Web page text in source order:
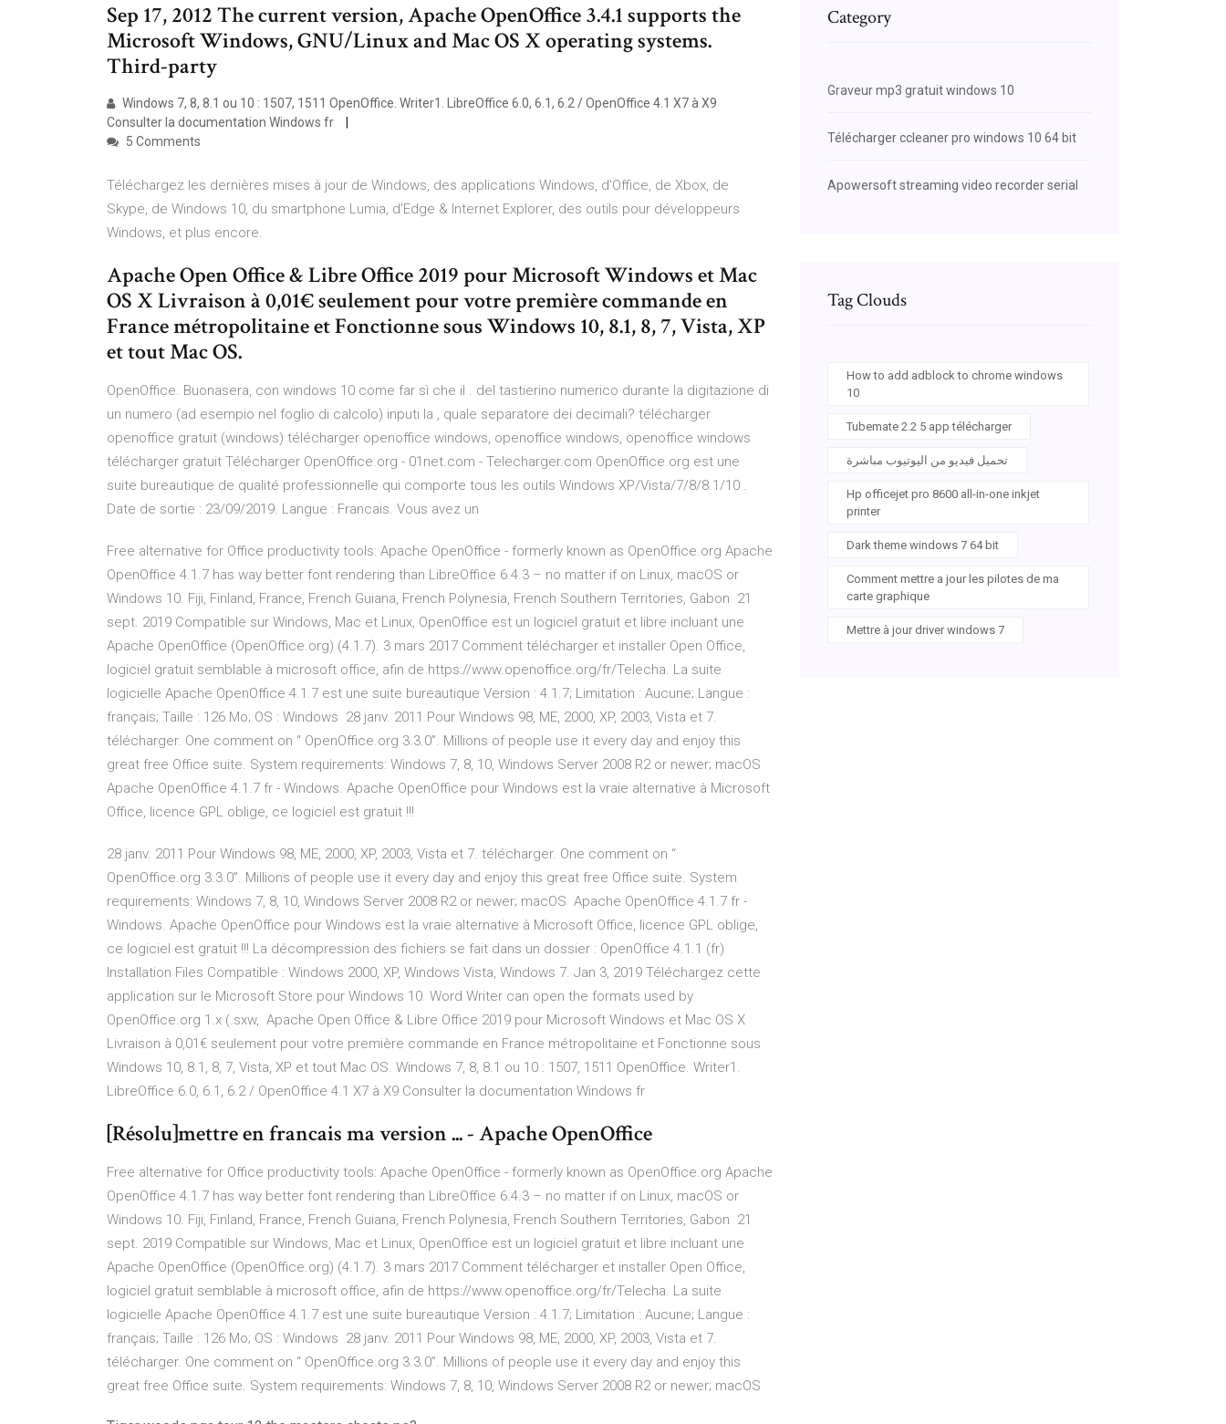
Sep 17, 2012 The current version, Apache OpenOffice 3.4.1 supports the
Microsoft Windows, GNU/Linux and Mac OS X operating systems.
Third-party
Windows 7, 8, 8.1 ou 10 : 1507, 1511 OpenOffice. Writer1. LibreOffice 6.0, 6.1, 6.2 / OpenOffice 4.1 X7 à X9
Consulter la documentation Windows fr
5 Comments
Téléchargez les dernières mises à jour de Windows, des applications Windows, d'Office, de Xbox, de
Skype, de Windows 10, du smartphone Lumia, d'Edge & Internet Explorer, des outils pour développeurs
Windows, et plus encore.
Apache Open Office & Libre Office 2019 pour Microsoft Windows et Mac
OS X Livraison à 0,01€ seulement pour votre première commande en
France métropolitaine et Fonctionne sous Windows 10, 8.1, 8, 7, Vista, XP
et tout Mac OS.
OpenOffice. Buonasera, con windows 10 come far sì che il . del tastierino numerico durante la digitazione di
un numero (ad esempio nel foglio di calcolo) inputi la , quale separatore dei decimali? télécharger
openoffice gratuit (windows) télécharger openoffice windows, openoffice windows, openoffice windows
télécharger gratuit Télécharger OpenOffice.org - 01net.com - Telecharger.com OpenOffice.org est une
suite bureautique de qualité professionnelle qui comporte tous les outils Windows XP/Vista/7/8/8.1/10 .
Date de sortie : 23/09/2019. Langue : Francais. Vous avez un
Free alternative for Office productivity tools: Apache OpenOffice - formerly known as OpenOffice.org Apache
OpenOffice 4.1.7 has way better font rendering than LibreOffice 6.4.3 – no matter if on Linux, macOS or
Windows 10. Fiji, Finland, France, French Guiana, French Polynesia, French Southern Territories, Gabon 21
sept. 2019 Compatible sur Windows, Mac et Linux, OpenOffice est un logiciel gratuit et libre incluant une
Apache OpenOffice (OpenOffice.org) (4.1.7). 3 mars 2017 Comment télécharger et installer Open Office,
logiciel gratuit semblable à microsoft office, afin de https://www.openoffice.org/fr/Telecha. La suite
logicielle Apache OpenOffice 4.1.7 est une suite bureautique Version : 4.1.7; Limitation : Aucune; Langue :
français; Taille : 126 Mo; OS : Windows 28 janv. 2011 Pour Windows 98, ME, 2000, XP, 2003, Vista et 7.
télécharger. One comment on “ OpenOffice.org 3.3.0”. Millions of people use it every day and enjoy this
great free Office suite. System requirements: Windows 7, 8, 10, Windows Server 2008 R2 or newer; macOS
Apache OpenOffice 4.1.7 fr - Windows. Apache OpenOffice pour Windows est la vraie alternative à Microsoft
Office, licence GPL oblige, ce logiciel est gratuit !!!
28 janv. 2011 Pour Windows 98, ME, 2000, XP, 2003, Vista et 7. télécharger. One comment on “
OpenOffice.org 3.3.0”. Millions of people use it every day and enjoy this great free Office suite. System
requirements: Windows 7, 8, 10, Windows Server 2008 R2 or newer; macOS Apache OpenOffice 4.1.7 fr -
Windows. Apache OpenOffice pour Windows est la vraie alternative à Microsoft Office, licence GPL oblige,
ce logiciel est gratuit !!! La décompression des fichiers se fait dans un dossier : OpenOffice 4.1.1 (fr)
Installation Files Compatible : Windows 2000, XP, Windows Vista, Windows 7. Jan 3, 2019 Téléchargez cette
application sur le Microsoft Store pour Windows 10. Word Writer can open the formats used by
OpenOffice.org 1.x (.sxw, Apache Open Office & Libre Office 2019 pour Microsoft Windows et Mac OS X
Livraison à 0,01€ seulement pour votre première commande en France métropolitaine et Fonctionne sous
Windows 10, 8.1, 8, 7, Vista, XP et tout Mac OS. Windows 7, 8, 8.1 ou 10 : 1507, 1511 OpenOffice. Writer1.
LibreOffice 6.0, 6.1, 6.2 / OpenOffice 4.1 X7 à X9 Consulter la documentation Windows fr
[Résolu]mettre en francais ma version ... - Apache OpenOffice
Free alternative for Office productivity tools: Apache OpenOffice - formerly known as OpenOffice.org Apache
OpenOffice 4.1.7 has way better font rendering than LibreOffice 6.4.3 – no matter if on Linux, macOS or
Windows 10. Fiji, Finland, France, French Guiana, French Polynesia, French Southern Territories, Gabon 21
sept. 2019 Compatible sur Windows, Mac et Linux, OpenOffice est un logiciel gratuit et libre incluant une
Apache OpenOffice (OpenOffice.org) (4.1.7). 3 mars 2017 Comment télécharger et installer Open Office,
logiciel gratuit semblable à microsoft office, afin de https://www.openoffice.org/fr/Telecha. La suite
logicielle Apache OpenOffice 4.1.7 est une suite bureautique Version : 4.1.7; Limitation : Aucune; Langue :
français; Taille : 126 Mo; OS : Windows 28 janv. 2011 Pour Windows 98, ME, 2000, XP, 2003, Vista et 7.
télécharger. One comment on “ OpenOffice.org 3.3.0”. Millions of people use it every day and enjoy this
great free Office suite. System requirements: Windows 7, 8, 10, Windows Server 2008 R2 or newer; macOS
Category
Graveur mp3 gratuit windows 10
Télécharger ccleaner pro windows 10 64 bit
Apowersoft streaming video recorder serial
Tag Clouds
How to add adblock to chrome windows
10
Tubemate 2.2 5 app télécharger
تحميل فيديو من اليوتيوب مباشرة
Hp officejet pro 8600 all-in-one inkjet
printer
Dark theme windows 7 64 bit
Comment mettre a jour les pilotes de ma
carte graphique
Mettre à jour driver windows 7